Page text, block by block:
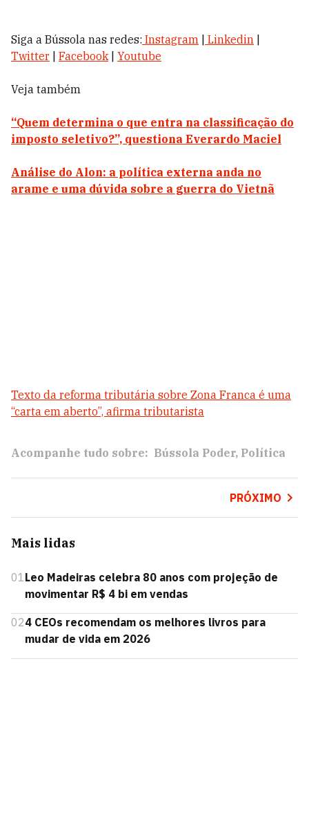
Siga a Bússola nas redes: Instagram Linkedin
Twitter
Facebook| Youtube
Veja também
“Quem determina o que entra na classificação do
imposto seletivo?”, questiona Everardo Maciel
Análise do Alon: a política externa anda no
arame e uma dúvida sobre a guerra do Vietnã
Texto da reforma tributária sobre Zona Franca é uma
“carta em aberto”, afirma tributarista
Acompanhe tudo sobre: Bússola Poder Política
PRÓXIMO
Mais lidas
01Leo Madeiras celebra 80 anos com projeção de
movimentar R$ 4 bi em vendas
024 CEOs recomendam os melhores livros para
mudar de vida em 2026